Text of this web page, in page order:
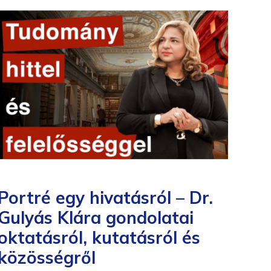
egy hivatásról – Dr.
Klára gondolatai
kutatásról és